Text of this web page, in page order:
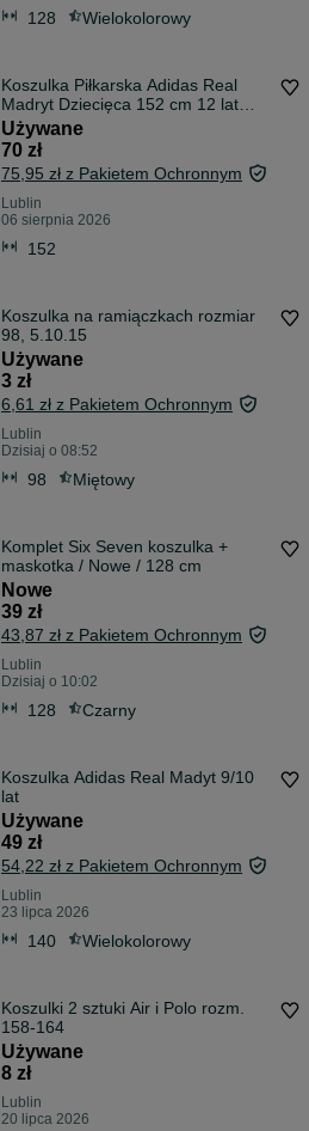
128 Wielokolorowy
Koszulka Piłkarska Adidas Real
Madryt Dziecięca 152 cm 12 lat
Orlik
Używane
70 zł
75,95 zł z Pakietem Ochronnym
Lublin
06 sierpnia 2026
152
Koszulka na ramiączkach rozmiar
98, 5.10.15
Używane
3 zł
6,61 zł z Pakietem Ochronnym
Lublin
Dzisiaj o 08:52
98 Miętowy
Komplet Six Seven koszulka +
maskotka / Nowe / 128 cm
Nowe
39 zł
43,87 zł z Pakietem Ochronnym
Lublin
Dzisiaj o 10:02
128 Czarny
Koszulka Adidas Real Madyt 9/10
lat
Używane
49 zł
54,22 zł z Pakietem Ochronnym
Lublin
23 lipca 2026
140 Wielokolorowy
Koszulki 2 sztuki Air i Polo rozm.
158-164
Używane
8 zł
Lublin
20 lipca 2026